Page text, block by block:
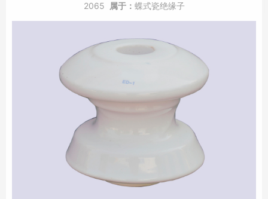
2065
属于： 蝶式瓷绝缘子